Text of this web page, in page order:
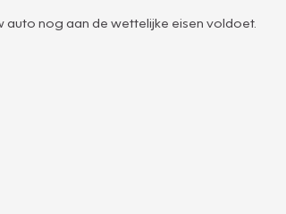
auto nog aan de wettelijke eisen voldoet.